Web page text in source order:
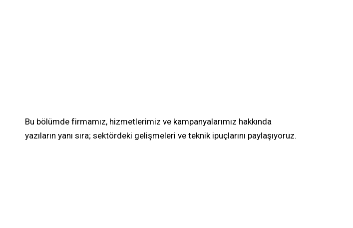
Bu bölümde firmamız, hizmetlerimiz ve kampanyalarımız hakkında
yazıların yanı sıra; sektördeki gelişmeleri ve teknik ipuçlarını paylaşıyoruz.